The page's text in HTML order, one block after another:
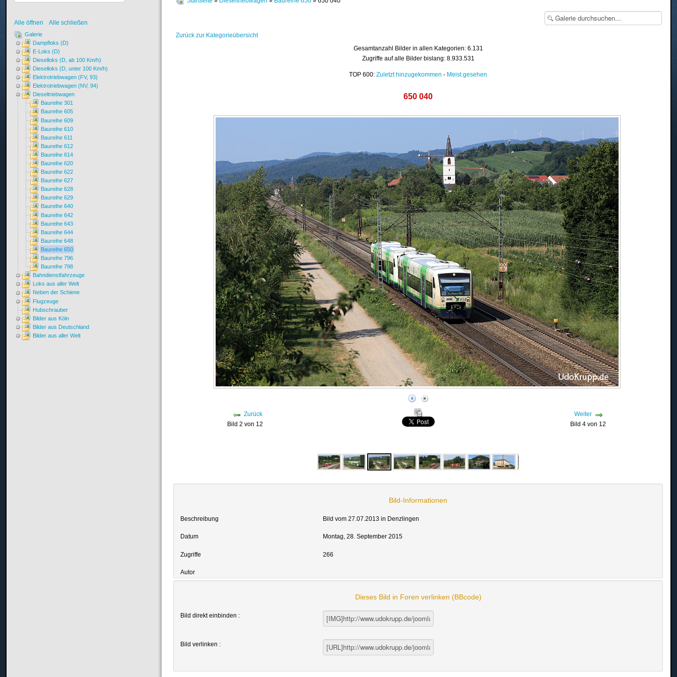
Zurück zur Kategorieübersicht
Gesamtanzahl Bilder in allen Kategorien: 6.131
Zugriffe auf alle Bilder bislang: 8.933.531
TOP 600:Zuletzt hinzugekommen - Meist gesehen
650 040
Zurück
Bild 2 von 12
Weiter
Bild 4 von 12
Bild-Informationen
Beschreibung Bild vom 27.07.2013 in Denzlingen
Datum Montag, 28. September 2015
Zugriffe 266
Autor
Dieses Bild in Foren verlinken (BBcode)
Bild direkt einbinden :
Bild verlinken :
Alle öffnen Alle schließen
Galerie
Dampfloks (D)
E-Loks (D)
Dieselloks (D, ab 100 Km/h)
Dieselloks (D, unter 100 Km/h)
Elektrotriebwagen (FV, 93)
Elektrotriebwagen (NV, 94)
Dieseltriebwagen
Baureihe 301
Baureihe 605
Baureihe 609
Baureihe 610
Baureihe 611
Baureihe 612
Baureihe 614
Baureihe 620
Baureihe 622
Baureihe 627
Baureihe 628
Baureihe 629
Baureihe 640
Baureihe 642
Baureihe 643
Baureihe 644
Baureihe 648
Baureihe 650
Baureihe 796
Baureihe 798
Bahndienstfahrzeuge
Loks aus aller Welt
Neben der Schiene
Flugzeuge
Hubschrauber
Bilder aus Köln
Bilder aus Deutschland
Bilder aus aller Welt